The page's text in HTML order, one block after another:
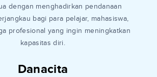
Danacita
dengan menghadirkan pendanaan
bagi para pelajar, mahasiswa,
profesional yang ingin meningkatkan
kapasitas diri.